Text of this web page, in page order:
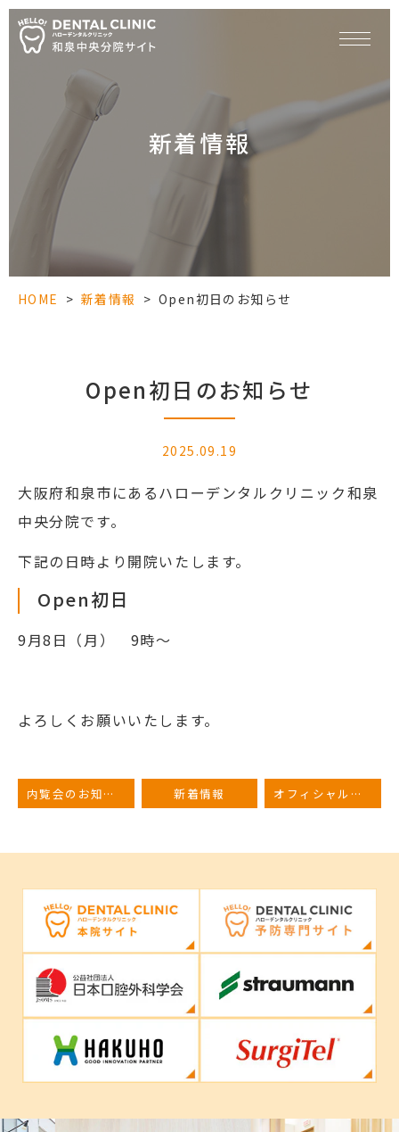
新着情報
HOME > 新着情報 > Open初日のお知らせ
Open初日のお知らせ
2025.09.19
大阪府和泉市にあるハローデンタルクリニック和泉
中央分院です。
下記の日時より開院いたします。
Open初日
9月8日（月） 9時〜
よろしくお願いいたします。
内覧会のお知らせ 新着情報 オフィシャルサイトを公開しました